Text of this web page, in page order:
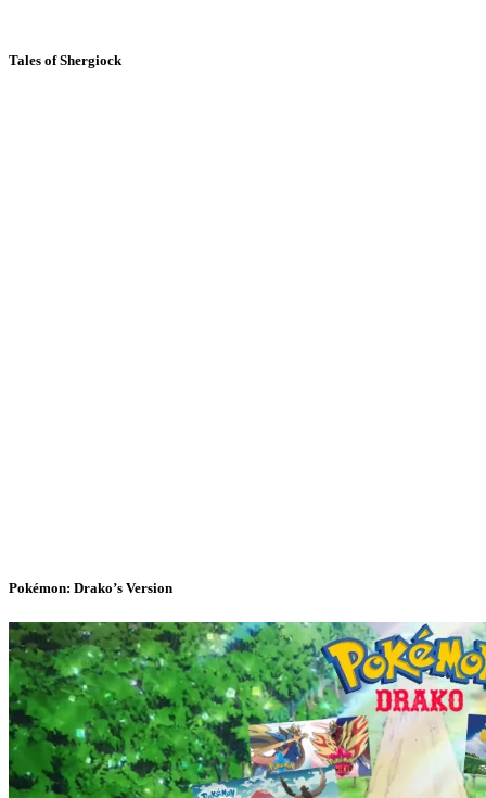
Tales of Shergiock
Pokémon: Drako’s Version